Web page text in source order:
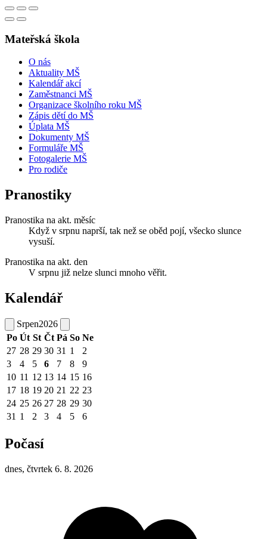
Mateřská škola
O nás
Aktuality MŠ
Kalendář akcí
Zaměstnanci MŠ
Organizace školního roku MŠ
Zápis dětí do MŠ
Úplata MŠ
Dokumenty MŠ
Formuláře MŠ
Fotogalerie MŠ
Pro rodiče
Pranostiky
Pranostika na akt. měsíc
Když v srpnu naprší, tak než se oběd pojí, všecko slunce
vysuší.
Pranostika na akt. den
V srpnu již nelze slunci mnoho věřit.
Kalendář
Srpen2026
Po Út St Čt Pá So Ne
27 28 29 30 31 1
2
3
4 5 6 7 8
9
10 11 12 13 14 15 16
17 18 19 20 21 22 23
24 25 26 27 28 29 30
31 1 2 3 4 5 6
Počasí
dnes, čtvrtek 6. 8. 2026